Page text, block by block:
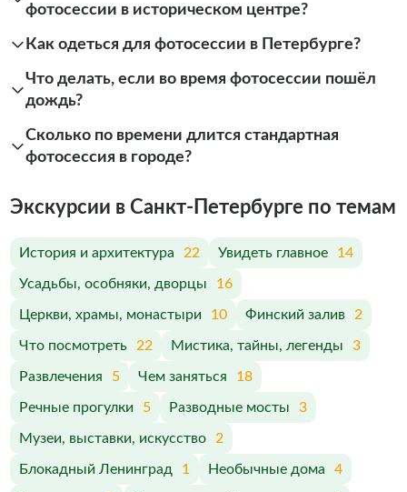
фотосессии в историческом центре?
Как одеться для фотосессии в Петербурге?
Что делать, если во время фотосессии пошёл
дождь?
Сколько по времени длится стандартная
фотосессия в городе?
Экскурсии в Санкт-Петербурге по темам
История и архитектура 22 Увидеть главное 14
Усадьбы, особняки, дворцы 16
Церкви, храмы, монастыри 10 Финский залив 2
Что посмотреть 22 Мистика, тайны, легенды 3
Развлечения 5 Чем заняться 18
Речные прогулки 5 Разводные мосты 3
Музеи, выставки, искусство 2
Блокадный Ленинград 1 Необычные дома 4